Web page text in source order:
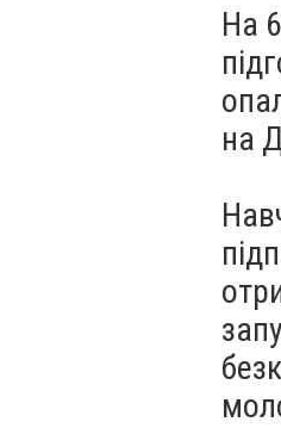
На
на